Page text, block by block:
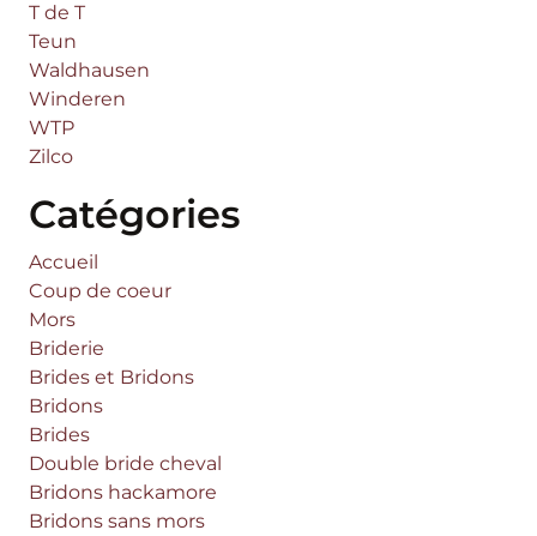
T de T
Teun
Waldhausen
Winderen
WTP
Zilco
Catégories
Accueil
Coup de coeur
Mors
Briderie
Brides et Bridons
Bridons
Brides
Double bride cheval
Bridons hackamore
Bridons sans mors